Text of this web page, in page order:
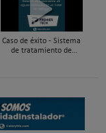
Caso de éxito - Sistema
de tratamiento de